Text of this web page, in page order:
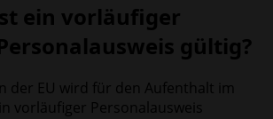
ein vorläufiger
gültig?
der EU wird für den Aufenthalt im
vorläufiger Personalausweis